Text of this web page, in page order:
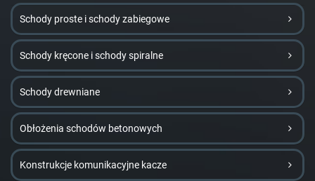
Schody proste i schody zabiegowe
Schody kręcone i schody spiralne
Schody drewniane
Obłożenia schodów betonowych
Konstrukcje komunikacyjne kacze